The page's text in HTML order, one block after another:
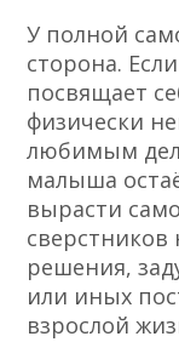
У полной
сторона.
посвящает
физически
любимым
малыша
вырасти
решения,
или иных
взрослой